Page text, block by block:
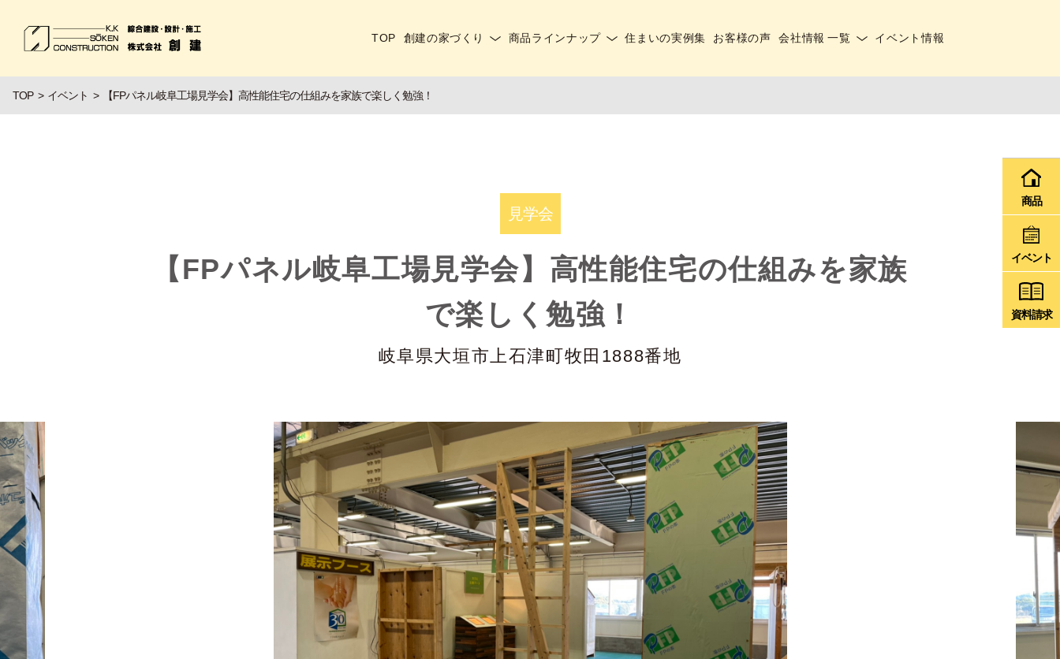
TOP 創建の家づくり 商品ラインナップ 住まいの実例集 お客様の声 会社情報 一覧 イベント情報
TOP イベント 【FPパネル岐阜工場見学会】高性能住宅の仕組みを家族で楽しく勉強！
見学会
【FPパネル岐阜工場見学会】高性能住宅の仕組みを家族
で楽しく勉強！
岐阜県大垣市上石津町牧田1888番地
商品
イベント
資料請求